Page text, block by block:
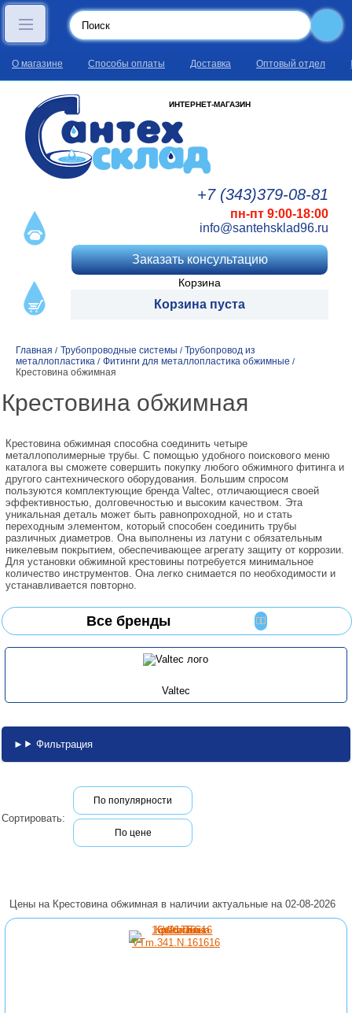
О магазине Способы оплаты Доставка Оптовый отдел
ИНТЕРНЕТ-МАГАЗИН
+7 (343)379-08-81
пн-пт 9:00-18:00
info@santehsklad96.ru
Заказать консультацию
Корзина
Корзина пуста
Главная / Трубопроводные системы / Трубопровод из
металлопластика / Фитинги для металлопластика обжимные /
Крестовина обжимная
Крестовина обжимная
Крестовина обжимная способна соединить четыре
металлополимерные трубы. С помощью удобного поискового меню
каталога вы сможете совершить покупку любого обжимного фитинга и
другого сантехнического оборудования. Большим спросом
пользуются комплектующие бренда Valtec, отличающиеся своей
эффективностью, долговечностью и высоким качеством. Эта
уникальная деталь может быть равнопроходной, но и стать
переходным элементом, который способен соединить трубы
различных диаметров. Она выполнены из латуни с обязательным
никелевым покрытием, обеспечивающее агрегату защиту от коррозии.
Для установки обжимной крестовины потребуется минимальное
количество инструментов. Она легко снимается по необходимости и
устанавливается повторно.
Все бренды
Valtec
Фильтрация
Сортировать:
По популярности
По цене
Цены на Крестовина обжимная в наличии актуальные на 02-08-2026